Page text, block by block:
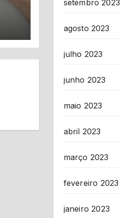
setembro 2023
agosto 2023
julho 2023
junho 2023
maio 2023
abril 2023
março 2023
fevereiro 2023
janeiro 2023